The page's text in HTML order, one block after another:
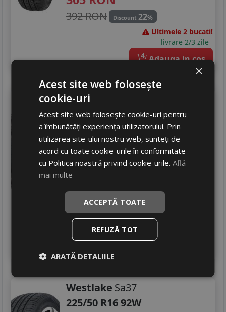
392 RON Discount 22%
Ultimele 2 bucati!
livrare 2/3 zile
4 Adauga in cos
Royal Black
225/50 R16 96W
Turisme
Consum
Aderenta
A
326RON
419 RON Discount 22
In stoc - 8 buc
Westlake Sa37
225/50 R16 92W
×
Acest site web folosește
cookie-uri
Acest site web folosește cookie-uri pentru
a îmbunătăți experiența utilizatorului. Prin
utilizarea site-ului nostru web, sunteți de
acord cu toate cookie-urile în conformitate
cu Politica noastră privind cookie-urile.Află
mai multe
ACCEPTĂ TOATE
REFUZĂ TOT
ARATĂ DETALIILE